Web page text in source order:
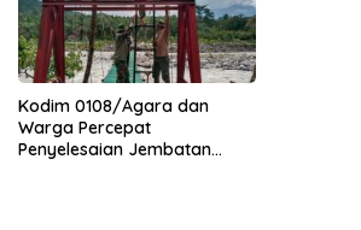
Kodim 0108/Agara dan
Warga Percepat
Penyelesaian Jembatan